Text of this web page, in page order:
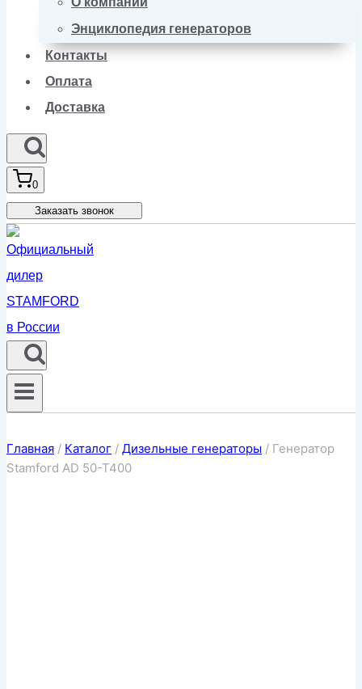
Энциклопедия генераторов
Контакты
Оплата
Доставка
0
Заказать звонок
Главная / Каталог / Дизельные генераторы / Генератор
Stamford AD 50-T400